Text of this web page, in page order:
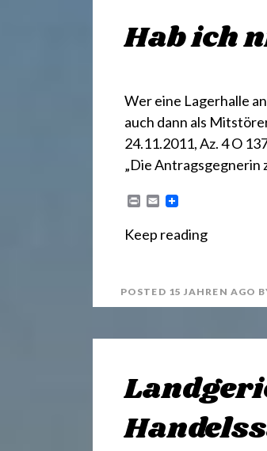
Hab ich
Wer eine Lagerhalle
auch dann als
24.11.2011, Az. 4 O
„Die Antragsgegnerin
n
E
i
Keep reading
POSTED 15 JAHREN AGO